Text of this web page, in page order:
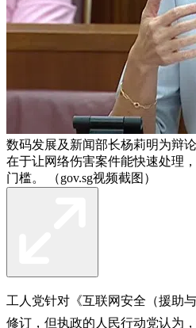
数码发展及新闻部长杨莉明为辩
在于让网络伤害案件能快速处理
门槛。 （gov.sg视频截图）
工人党针对《互联网安全（援助
修订，但执政的人民行动党认为